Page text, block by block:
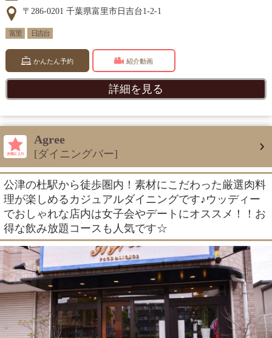
〒286-0201 千葉県富里市日吉台1-2-1
富里 日吉台
かんたん予約 紹介動画
詳細を見る
Agree
[ダイニングバー]
公津の杜駅から徒歩圏内！素材にこだわった厳選肉料
理が楽しめるカジュアルダイニングです♪ウッディー
でおしゃれな店内は女子会やデートにオススメ！！お
得な飲み放題コースも人気です☆